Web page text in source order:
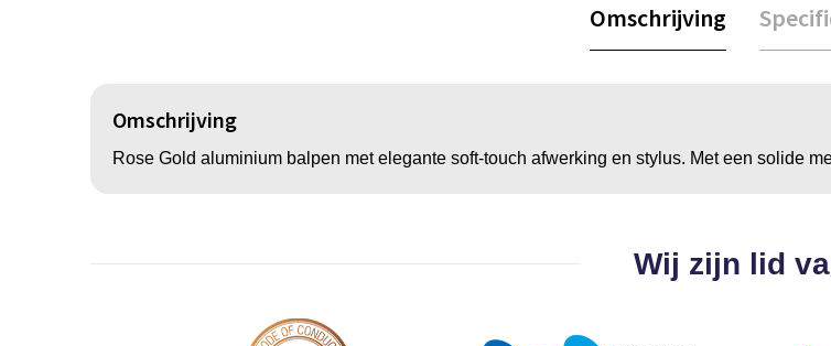
Omschrijving
Omschrijving
Rose Gold aluminium balpen met elegante soft-touch afwerking en stylus. Met een solide
Wij zijn lid